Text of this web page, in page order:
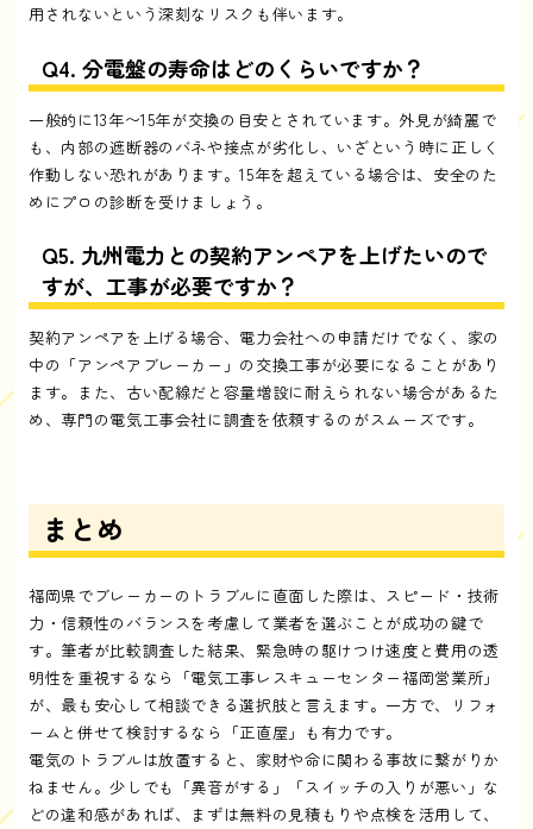
用されないという深刻なリスクも伴います。
Q4. 分電盤の寿命はどのくらいですか？
一般的に13年〜15年が交換の目安とされています。外見が綺麗で
も、内部の遮断器のバネや接点が劣化し、いざという時に正しく
作動しない恐れがあります。15年を超えている場合は、安全のた
めにプロの診断を受けましょう。
Q5. 九州電力との契約アンペアを上げたいので
すが、工事が必要ですか？
契約アンペアを上げる場合、電力会社への申請だけでなく、家の
中の「アンペアブレーカー」の交換工事が必要になることがあり
ます。また、古い配線だと容量増設に耐えられない場合があるた
め、専門の電気工事会社に調査を依頼するのがスムーズです。
まとめ
福岡県でブレーカーのトラブルに直面した際は、スピード・技術
力・信頼性のバランスを考慮して業者を選ぶことが成功の鍵で
す。筆者が比較調査した結果、緊急時の駆けつけ速度と費用の透
明性を重視するなら「電気工事レスキューセンター福岡営業所」
が、最も安心して相談できる選択肢と言えます。一方で、リフォ
ームと併せて検討するなら「正直屋」も有力です。
電気のトラブルは放置すると、家財や命に関わる事故に繋がりか
ねません。少しでも「異音がする」「スイッチの入りが悪い」な
どの違和感があれば、まずは無料の見積もりや点検を活用して、